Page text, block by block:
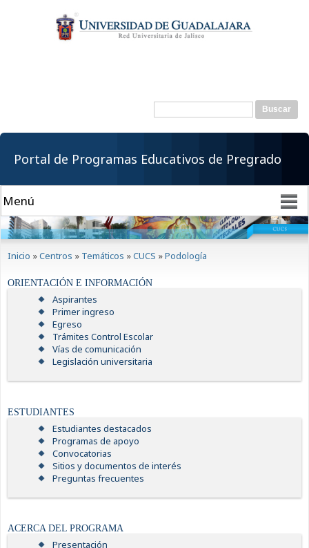
contenido
principal
Formulario de
Buscar
Portal de Programas Educativos de Pregrado
Inicio »Centros » Temáticos »CUCS »Podología
ORIENTACIÓN E INFORMACIÓN
Aspirantes
Primer ingreso
Egreso
Trámites Control Escolar
Vías de comunicación
Legislación universitaria
ESTUDIANTES
Estudiantes destacados
Programas de apoyo
Convocatorias
Sitios y documentos de interés
Preguntas frecuentes
ACERCA DEL PROGRAMA
Presentación